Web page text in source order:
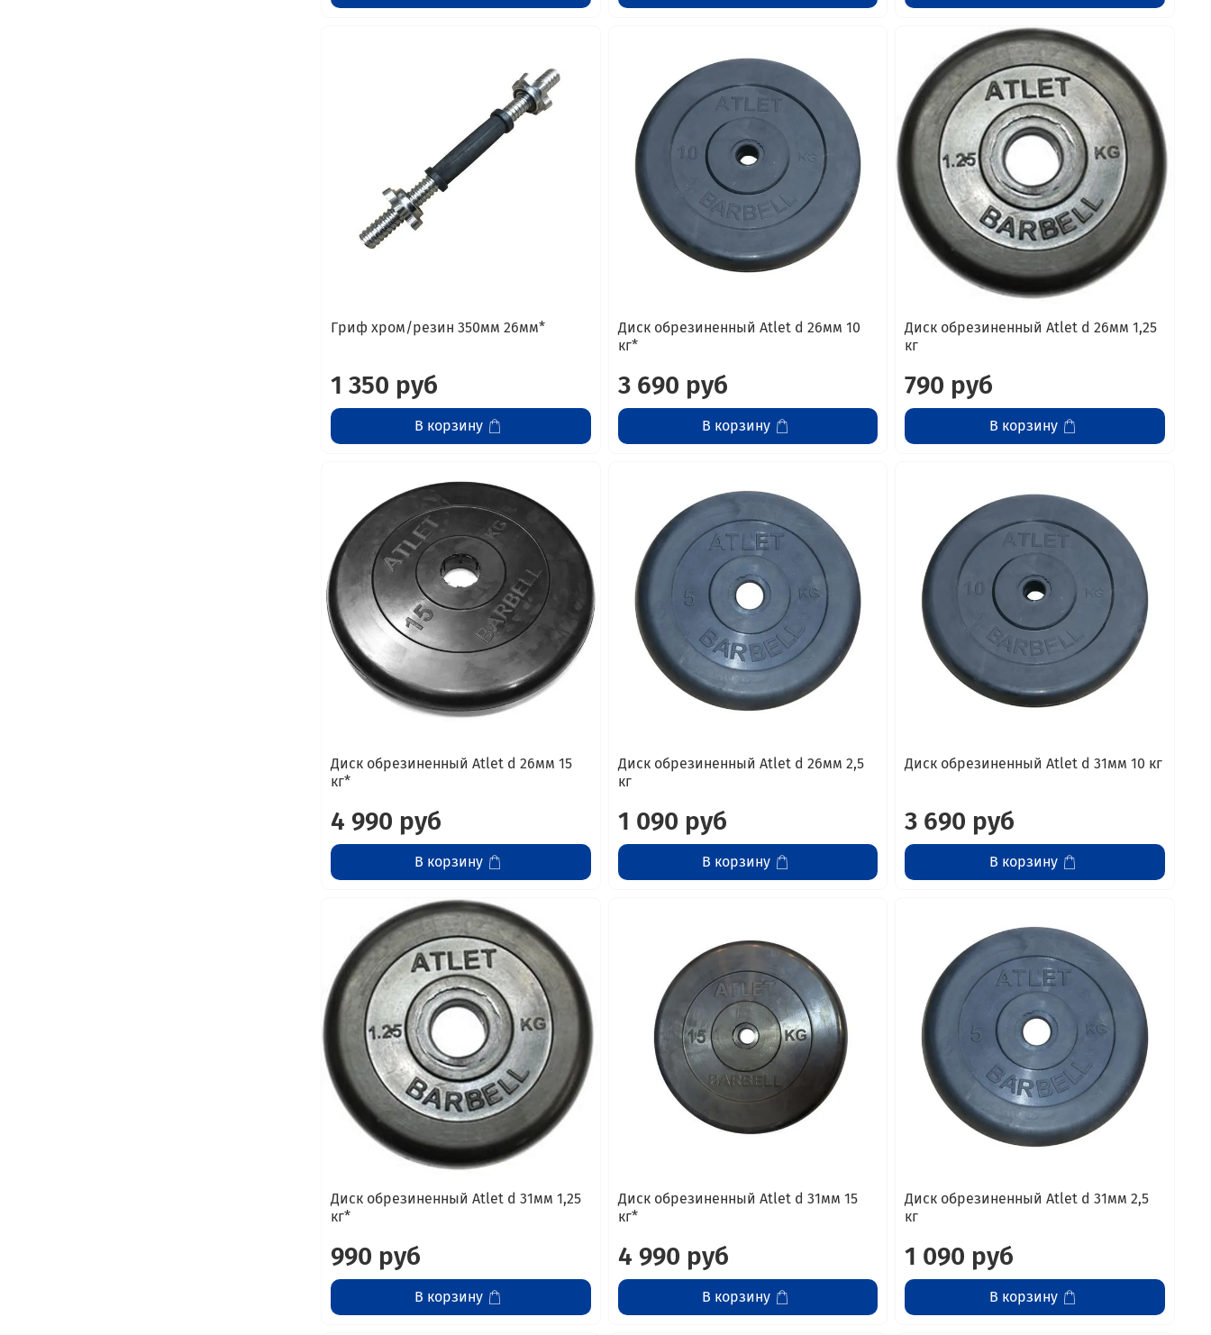
Гриф хром/резин 350мм 26мм*
1 350 руб
В корзину
Диск обрезиненный Atlet d 26мм 10
кг*
3 690 руб
В корзину
Диск обрезиненный Atlet d 26мм 1,25
кг
790 руб
В корзину
Диск обрезиненный Atlet d 26мм 15
кг*
4 990 руб
В корзину
Диск обрезиненный Atlet d 26мм 2,5
кг
1 090 руб
В корзину
Диск обрезиненный Atlet d 31мм 10 кг
3 690 руб
В корзину
Диск обрезиненный Atlet d 31мм 1,25
кг*
990 руб
В корзину
Диск обрезиненный Atlet d 31мм 15
кг*
4 990 руб
В корзину
Диск обрезиненный Atlet d 31мм 2,5
кг
1 090 руб
В корзину